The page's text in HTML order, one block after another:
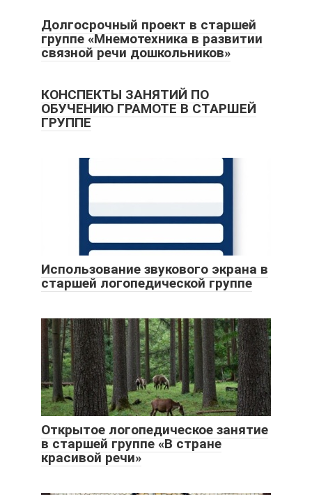
Долгосрочный проект в старшей
группе «Мнемотехника в развитии
связной речи дошкольников»
КОНСПЕКТЫ ЗАНЯТИЙ ПО
ОБУЧЕНИЮ ГРАМОТЕ В СТАРШЕЙ
ГРУППЕ
Использование звукового экрана в
старшей логопедической группе
Открытое логопедическое занятие
в старшей группе «В стране
красивой речи»